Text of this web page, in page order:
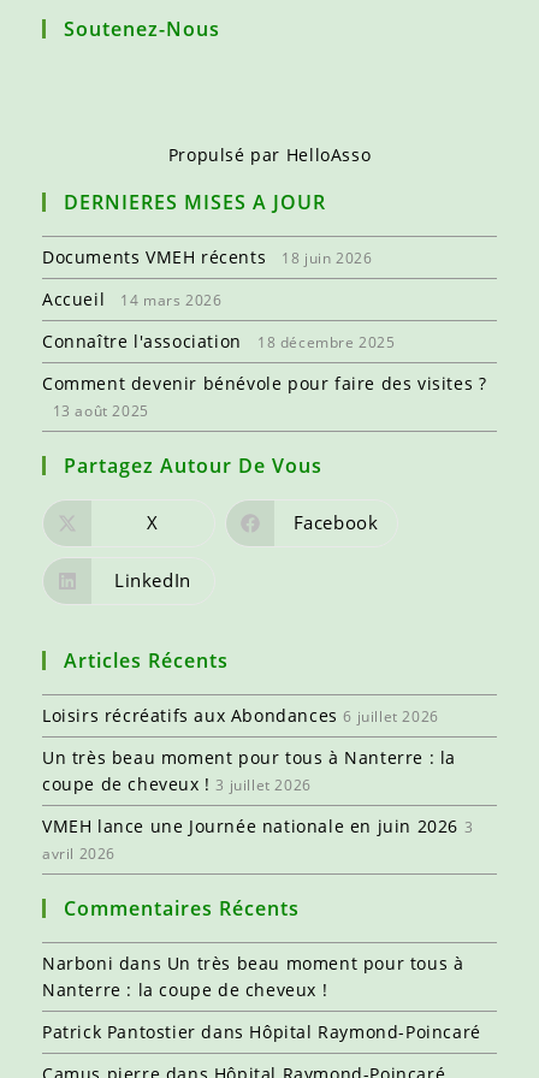
Soutenez-Nous
Propulsé par HelloAsso
DERNIERES MISES A JOUR
Documents VMEH récents 18 juin 2026
Accueil 14 mars 2026
Connaître l'association 18 décembre 2025
Comment devenir bénévole pour faire des visites ?
13 août 2025
Partagez Autour De Vous
X Facebook
LinkedIn
Articles Récents
Loisirs récréatifs aux Abondances 6 juillet 2026
Un très beau moment pour tous à Nanterre : la
coupe de cheveux ! 3 juillet 2026
VMEH lance une Journée nationale en juin 2026 3
avril 2026
Commentaires Récents
Narboni dans Un très beau moment pour tous à
Nanterre : la coupe de cheveux !
Patrick Pantostier dans Hôpital Raymond-Poincaré
Camus pierre dans Hôpital Raymond-Poincaré